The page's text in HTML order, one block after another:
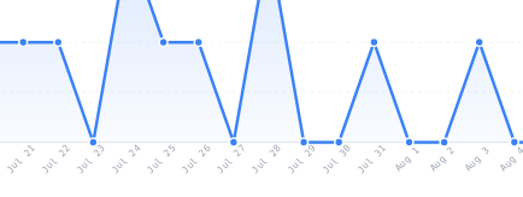
Jul 21 Jul 22 Jul 23 Jul 24Jul 25 Jul 26Jul 27 Jul 28 Jul 29 Jul 30 Jul 31 Aug 1 Aug 2 Aug 3 Aug 4